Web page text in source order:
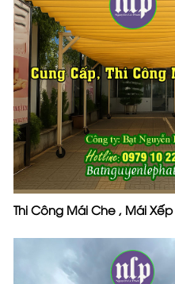
Thi Công Mái Che , Mái